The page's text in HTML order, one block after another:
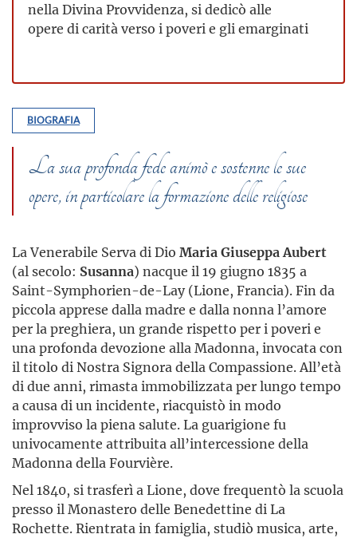
nella Divina Provvidenza, si dedicò alle
opere di carità verso i poveri e gli emarginati
BIOGRAFIA
La sua profonda fede animò e sostenne le sue
opere, in particolare la formazione delle religiose
La Venerabile Serva di Dio Maria Giuseppa Aubert
(al secolo: Susanna) nacque il 19 giugno 1835 a
Saint-Symphorien-de-Lay (Lione, Francia). Fin da
piccola apprese dalla madre e dalla nonna l’amore
per la preghiera, un grande rispetto per i poveri e
una profonda devozione alla Madonna, invocata con
il titolo di Nostra Signora della Compassione. All’età
di due anni, rimasta immobilizzata per lungo tempo
a causa di un incidente, riacquistò in modo
improvviso la piena salute. La guarigione fu
univocamente attribuita all’intercessione della
Madonna della Fourvière.
Nel 1840, si trasferì a Lione, dove frequentò la scuola
presso il Monastero delle Benedettine di La
Rochette. Rientrata in famiglia, studiò musica, arte,